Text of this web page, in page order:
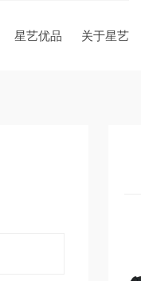
星艺优品 关于星艺